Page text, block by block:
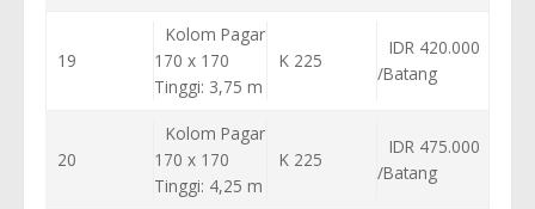
19
Kolom Pagar
170 x 170
Tinggi: 3,75 m
K 225
IDR 420.000
/Batang
20
Kolom Pagar
170 x 170
Tinggi: 4,25 m
K 225
IDR 475.000
/Batang